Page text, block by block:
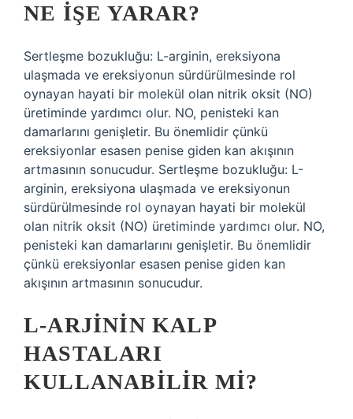
NE IŞE YARAR?
Sertleşme bozukluğu: L-arginin, ereksiyona
ulaşmada ve ereksiyonun sürdürülmesinde rol
oynayan hayati bir molekül olan nitrik oksit (NO)
üretiminde yardımcı olur. NO, penisteki kan
damarlarını genişletir. Bu önemlidir çünkü
ereksiyonlar esasen penise giden kan akışının
artmasının sonucudur. Sertleşme bozukluğu: L-
arginin, ereksiyona ulaşmada ve ereksiyonun
sürdürülmesinde rol oynayan hayati bir molekül
olan nitrik oksit (NO) üretiminde yardımcı olur. NO,
penisteki kan damarlarını genişletir. Bu önemlidir
çünkü ereksiyonlar esasen penise giden kan
akışının artmasının sonucudur.
L-ARJININ KALP
HASTALARI
KULLANABILIR MI?